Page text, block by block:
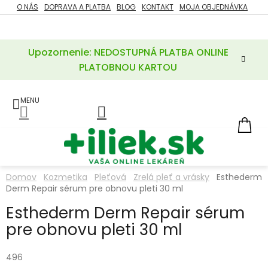
Prejsť
na
Upozornenie: NEDOSTUPNÁ PLATBA ONLINE
PLATOBNOU KARTOU
O NÁS DOPRAVA A PLATBA BLOG KONTAKT MOJA OBJEDNÁVKA
ZĽAVY
POTREBY
A
LIEKY
VITAMÍNY
MINERÁLY
Domov Kozmetika Pleťová Zrelá pleť a vrásky Esthederm
Derm Repair sérum pre obnovu pleti 30 ml
Esthederm Derm Repair sérum
pre obnovu pleti 30 ml
496